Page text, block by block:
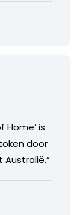
Home’ is
door